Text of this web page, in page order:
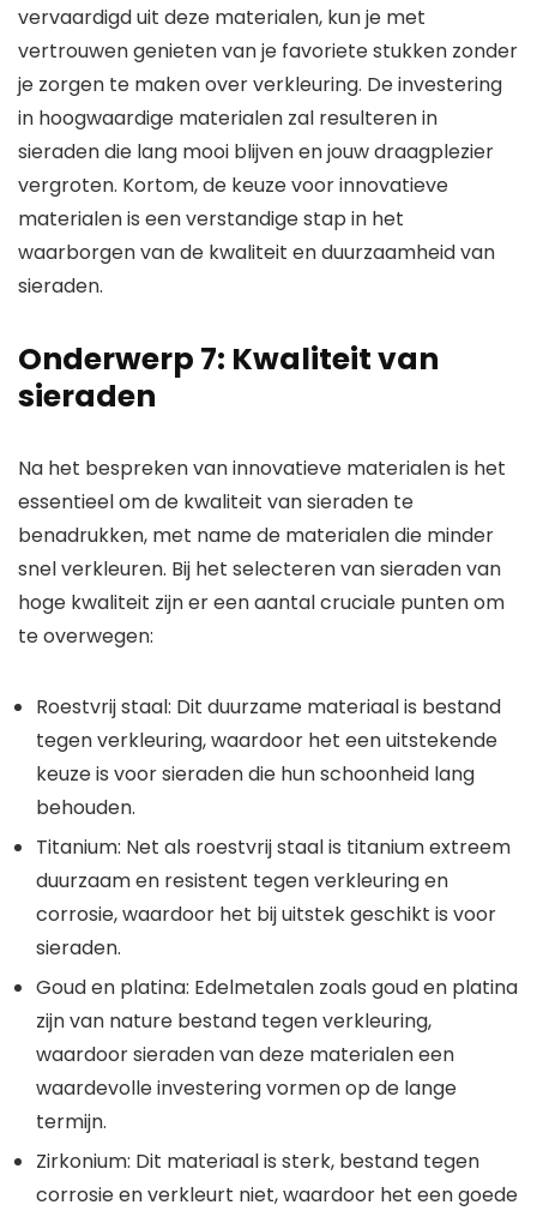
vervaardigd uit deze materialen, kun je met
vertrouwen genieten van je favoriete stukken zonder
je zorgen te maken over verkleuring. De investering
in hoogwaardige materialen zal resulteren in
sieraden die lang mooi blijven en jouw draagplezier
vergroten. Kortom, de keuze voor innovatieve
materialen is een verstandige stap in het
waarborgen van de kwaliteit en duurzaamheid van
sieraden.
Onderwerp 7: Kwaliteit van
sieraden
Na het bespreken van innovatieve materialen is het
essentieel om de kwaliteit van sieraden te
benadrukken, met name de materialen die minder
snel verkleuren. Bij het selecteren van sieraden van
hoge kwaliteit zijn er een aantal cruciale punten om
te overwegen:
Roestvrij staal: Dit duurzame materiaal is bestand
tegen verkleuring, waardoor het een uitstekende
keuze is voor sieraden die hun schoonheid lang
behouden.
Titanium: Net als roestvrij staal is titanium extreem
duurzaam en resistent tegen verkleuring en
corrosie, waardoor het bij uitstek geschikt is voor
sieraden.
Goud en platina: Edelmetalen zoals goud en platina
zijn van nature bestand tegen verkleuring,
waardoor sieraden van deze materialen een
waardevolle investering vormen op de lange
termijn.
Zirkonium: Dit materiaal is sterk, bestand tegen
corrosie en verkleurt niet, waardoor het een goede